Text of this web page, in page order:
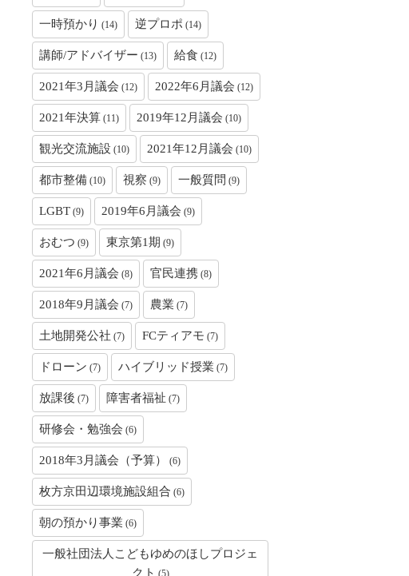
一時預かり (14) 逆プロポ (14)
講師/アドバイザー (13) 給食 (12)
2021年3月議会 (12) 2022年6月議会 (12)
2021年決算 (11) 2019年12月議会 (10)
観光交流施設 (10) 2021年12月議会 (10)
都市整備 (10) 視察 (9) 一般質問 (9)
LGBT (9) 2019年6月議会 (9)
おむつ (9) 東京第1期 (9)
2021年6月議会 (8) 官民連携 (8)
2018年9月議会 (7) 農業 (7)
土地開発公社 (7) FCティアモ (7)
ドローン (7) ハイブリッド授業 (7)
放課後 (7) 障害者福祉 (7)
研修会・勉強会 (6)
2018年3月議会（予算） (6)
枚方京田辺環境施設組合 (6)
朝の預かり事業 (6)
一般社団法人こどもゆめのほしプロジェ
クト (5)